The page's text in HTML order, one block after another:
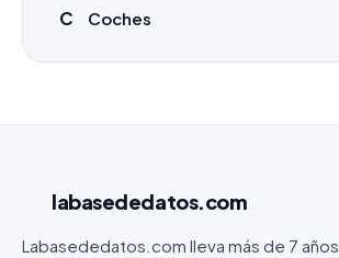
C Coches
labasededatos.com
Labasededatos.com lleva más de 7 años